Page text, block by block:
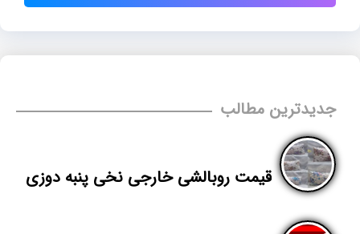
جدیدترین مطالب
قیمت روبالشی خارجی نخی پنبه دوزی